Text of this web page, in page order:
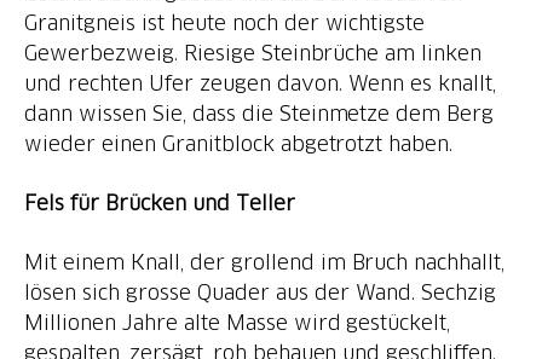
Granitgneis ist heute noch der wichtigste
Gewerbezweig. Riesige Steinbrüche am linken
und rechten Ufer zeugen davon. Wenn es knallt,
dann wissen Sie, dass die Steinmetze dem Berg
wieder einen Granitblock abgetrotzt haben.
Fels für Brücken und Teller
Mit einem Knall, der grollend im Bruch nachhallt,
lösen sich grosse Quader aus der Wand. Sechzig
Millionen Jahre alte Masse wird gestückelt,
gespalten, zersägt, roh behauen und geschliffen.